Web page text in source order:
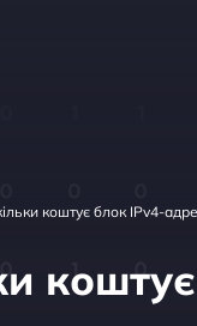
коштує блок IPv4-